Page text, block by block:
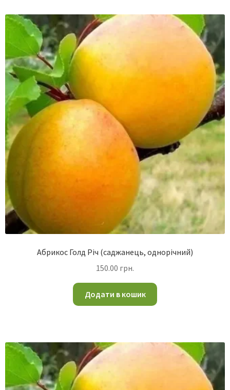
Абрикос Голд Річ (саджанець, однорічний)
150.00 грн.
Додати в кошик